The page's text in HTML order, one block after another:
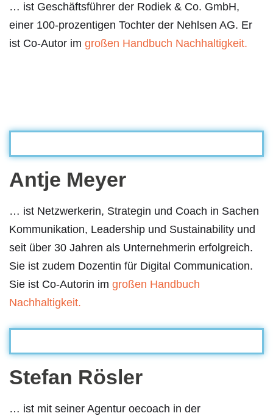
… ist Geschäftsführer der Rodiek & Co. GmbH,
einer 100-prozentigen Tochter der Nehlsen AG. Er
ist Co-Autor im großen Handbuch Nachhaltigkeit.
Antje Meyer
… ist Netzwerkerin, Strategin und Coach in Sachen
Kommunikation, Leadership und Sustainability und
seit über 30 Jahren als Unternehmerin erfolgreich.
Sie ist zudem Dozentin für Digital Communication.
Sie ist Co-Autorin im großen Handbuch
Nachhaltigkeit.
Stefan Rösler
… ist mit seiner Agentur oecoach in der